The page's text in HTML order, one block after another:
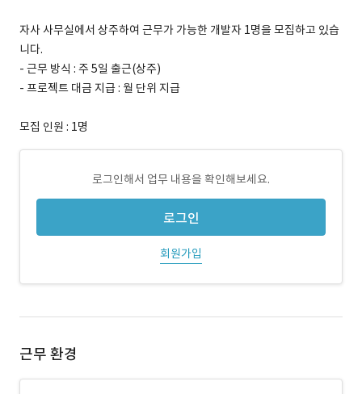
자사 사무실에서 상주하여 근무가 가능한 개발자 1명을 모집하고 있습
니다.
- 근무 방식 : 주 5일 출근(상주)
- 프로젝트 대금 지급 : 월 단위 지급
모집 인원 : 1명
로그인해서 업무 내용을 확인해보세요.
로그인
회원가입
근무 환경